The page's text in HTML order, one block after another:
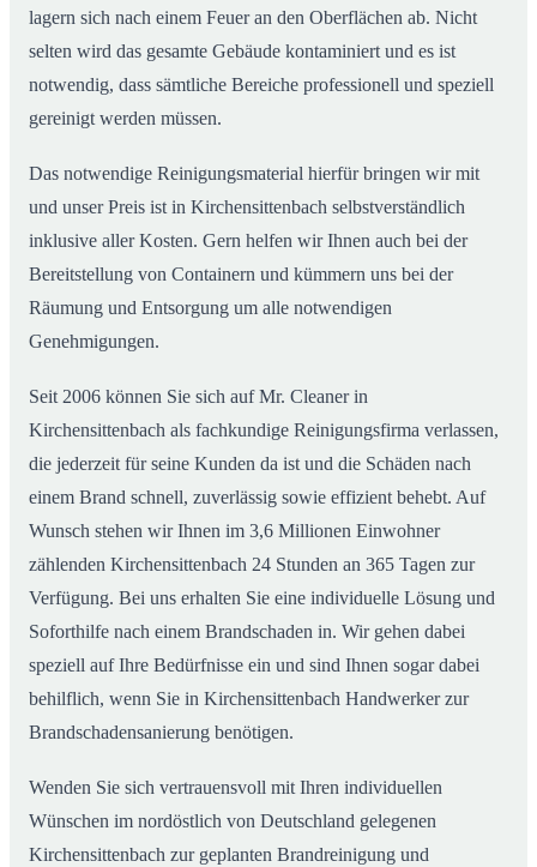
lagern sich nach einem Feuer an den Oberflächen ab. Nicht
selten wird das gesamte Gebäude kontaminiert und es ist
notwendig, dass sämtliche Bereiche professionell und speziell
gereinigt werden müssen.
Das notwendige Reinigungsmaterial hierfür bringen wir mit
und unser Preis ist in Kirchensittenbach selbstverständlich
inklusive aller Kosten. Gern helfen wir Ihnen auch bei der
Bereitstellung von Containern und kümmern uns bei der
Räumung und Entsorgung um alle notwendigen
Genehmigungen.
Seit 2006 können Sie sich auf Mr. Cleaner in
Kirchensittenbach als fachkundige Reinigungsfirma verlassen,
die jederzeit für seine Kunden da ist und die Schäden nach
einem Brand schnell, zuverlässig sowie effizient behebt. Auf
Wunsch stehen wir Ihnen im 3,6 Millionen Einwohner
zählenden Kirchensittenbach 24 Stunden an 365 Tagen zur
Verfügung. Bei uns erhalten Sie eine individuelle Lösung und
Soforthilfe nach einem Brandschaden in. Wir gehen dabei
speziell auf Ihre Bedürfnisse ein und sind Ihnen sogar dabei
behilflich, wenn Sie in Kirchensittenbach Handwerker zur
Brandschadensanierung benötigen.
Wenden Sie sich vertrauensvoll mit Ihren individuellen
Wünschen im nordöstlich von Deutschland gelegenen
Kirchensittenbach zur geplanten Brandreinigung und